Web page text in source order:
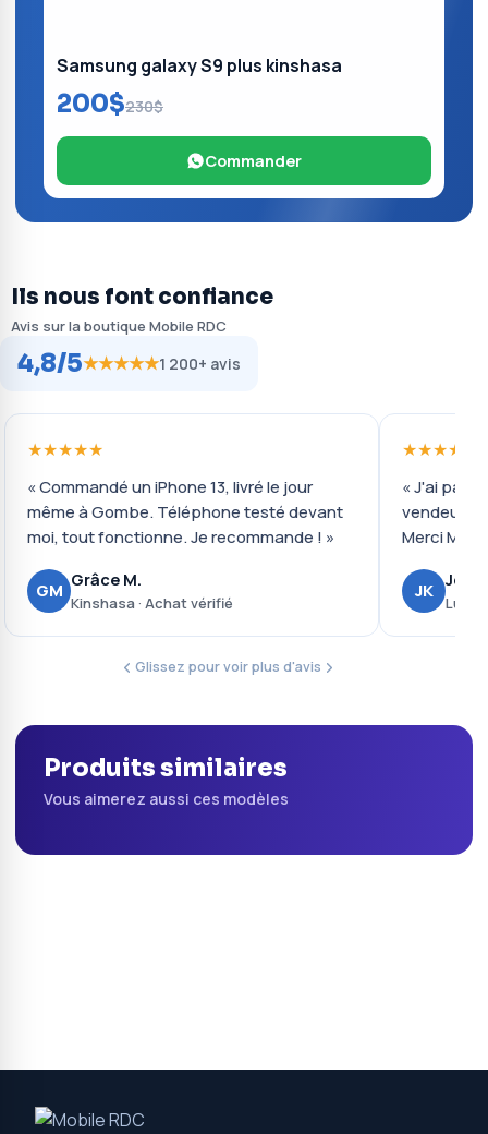
Samsung galaxy S9 plus kinshasa
200$230$
Commander
Ils nous font confiance
Avis sur la boutique Mobile RDC
4,8/5★★★★★1 200+ avis
★★★★★
« Commandé un iPhone 13, livré le jour
même à Gombe. Téléphone testé devant
moi, tout fonctionne. Je recommande ! »
GM Grâce M.
Kinshasa · Achat vérifié
★★★★★
« J'ai payé
vendeur
Merci
JK
Glissez pour voir plus d'avis
Produits similaires
Vous aimerez aussi ces modèles